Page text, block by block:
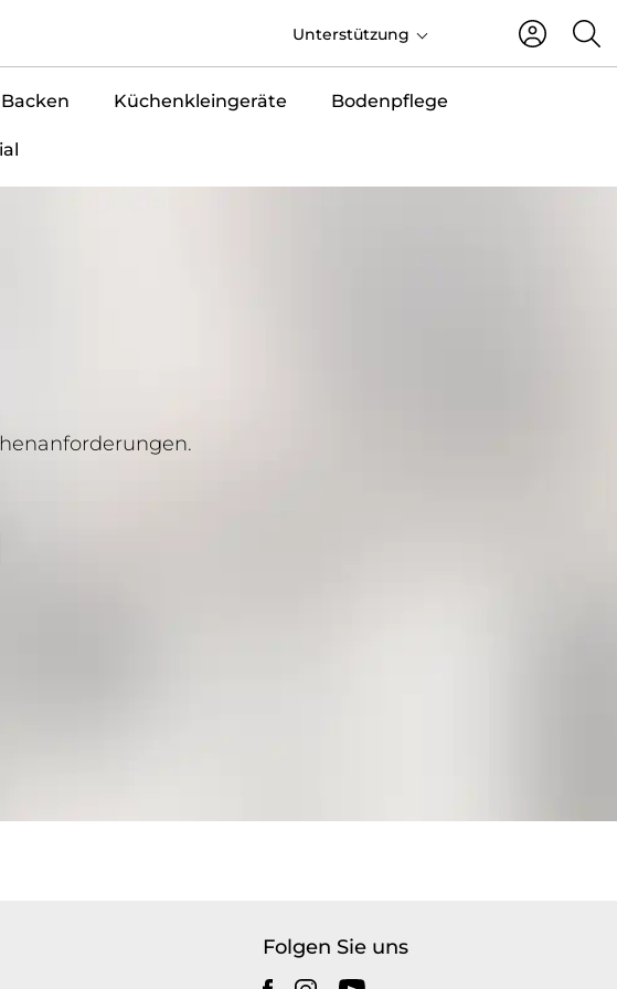
Unterstützung
Küchenkleingeräte Bodenpflege
Folgen Sie uns